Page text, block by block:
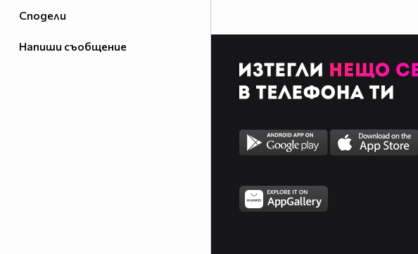
Сподели
Напиши съобщение